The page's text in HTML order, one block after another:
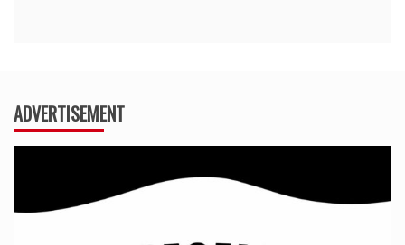
ADVERTISEMENT